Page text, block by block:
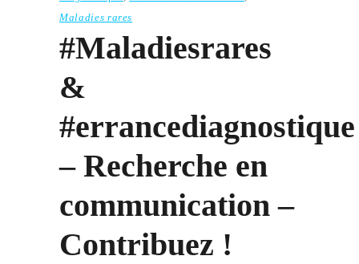
Maladies rares
#Maladiesrares
&
#errancediagnostique
– Recherche en
communication –
Contribuez !